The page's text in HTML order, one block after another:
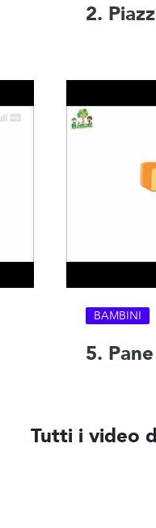
2.
BAMBINI
5.
Tutti i video